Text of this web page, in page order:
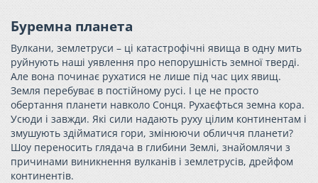
Буремна планета
Вулкани, землетруси – ці катастрофічні явища в одну мить
руйнують наші уявлення про непорушність земної тверді.
Але вона починає рухатися не лише під час цих явищ.
Земля перебуває в постійному русі. І це не просто
обертання планети навколо Сонця. Рухаєфться земна кора.
Усюди і завжди. Які сили надають руху цілим континентам і
змушують здійматися гори, змінюючи обличчя планети?
Шоу переносить глядача в глибини Землі, знайомлячи з
причинами виникнення вулканів і землетрусів, дрейфом
континентів.